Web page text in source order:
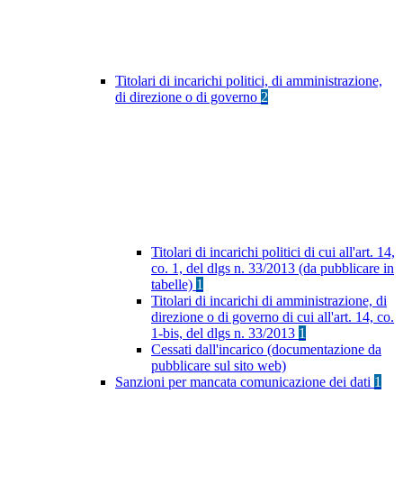
Titolari di incarichi politici, di amministrazione,
di direzione o di governo 2
Titolari di incarichi politici di cui all'art. 14,
co. 1, del dlgs n. 33/2013 (da pubblicare in
tabelle) 1
Titolari di incarichi di amministrazione, di
direzione o di governo di cui all'art. 14, co.
1-bis, del dlgs n. 33/2013 1
Cessati dall'incarico (documentazione da
pubblicare sul sito web)
Sanzioni per mancata comunicazione dei dati 1